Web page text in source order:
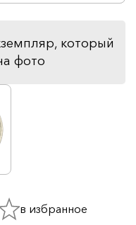
который
фото
в избранное